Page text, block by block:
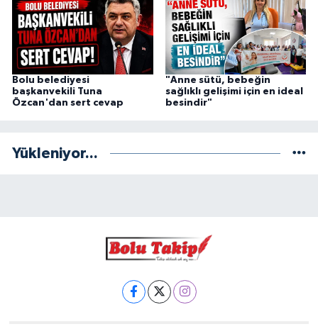
Bolu belediyesi
başkanvekili Tuna
Özcan'dan sert cevap
"Anne sütü, bebeğin
sağlıklı gelişimi için en ideal
besindir"
Yükleniyor...